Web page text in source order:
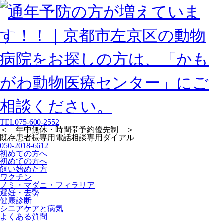
TEL075-600-2552
＜ 年中無休・時間帯予約優先制 ＞
既存患者様専用 電話相談専用ダイアル
050-2018-6612
初めての方へ
初めての方へ
飼い始めた方
ワクチン
ノミ・マダニ・フィラリア
避妊・去勢
健康診断
シニアケアと病気
よくある質問